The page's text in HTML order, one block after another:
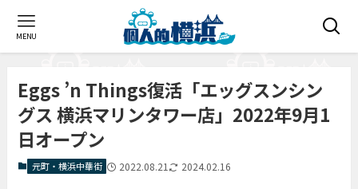
MENU
Eggs ’n Things復活「エッグスンシン
グス 横浜マリンタワー店」2022年9月1
日オープン
元町・横浜中華街 2022.08.21 2024.02.16